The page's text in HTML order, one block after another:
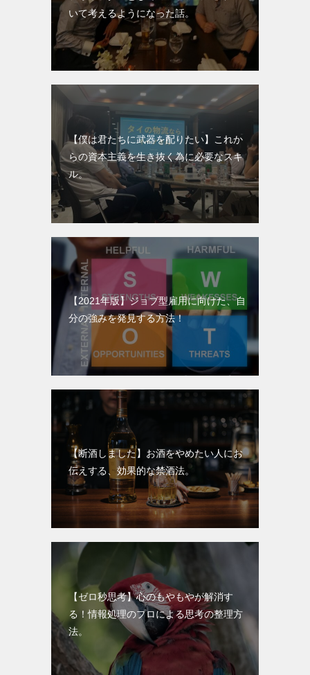
いて考えるようになった話。
【僕は君たちに武器を配りたい】これか
らの資本主義を生き抜く為に必要なスキ
ル。
【2021年版】ジョブ型雇用に向けた、自
分の強みを発見する方法！
【断酒しました】お酒をやめたい人にお
伝えする、効果的な禁酒法。
【ゼロ秒思考】心のもやもやが解消す
る！情報処理のプロによる思考の整理方
法。